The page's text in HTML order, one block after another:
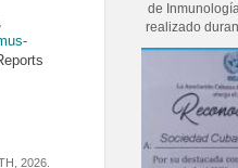
2026.
de
realizado